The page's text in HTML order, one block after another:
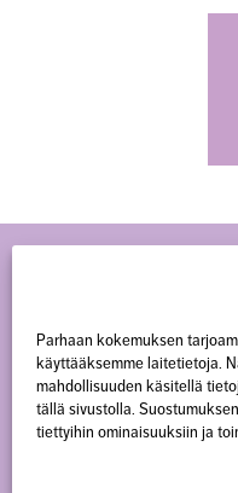
Parhaan kokemuksen
käyttääksemme laitetietoja.
mahdollisuuden käsitellä
tällä sivustolla.
tiettyihin ominaisuuksiin ja